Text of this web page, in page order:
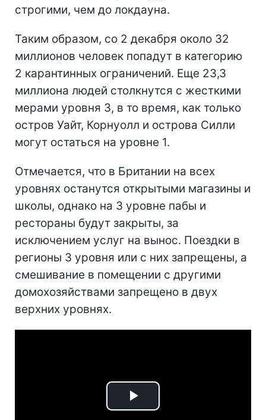
строгими, чем до локдауна.
Таким образом, со 2 декабря около 32
миллионов человек попадут в категорию
2 карантинных ограничений. Еще 23,3
миллиона людей столкнутся с жесткими
мерами уровня 3, в то время, как только
остров Уайт, Корнуолл и острова Силли
могут остаться на уровне 1.
Отмечается, что в Британии на всех
уровнях останутся открытыми магазины и
школы, однако на 3 уровне пабы и
рестораны будут закрыты, за
исключением услуг на вынос. Поездки в
регионы 3 уровня или с них запрещены, а
смешивание в помещении с другими
домохозяйствами запрещено в двух
верхних уровнях.
Play